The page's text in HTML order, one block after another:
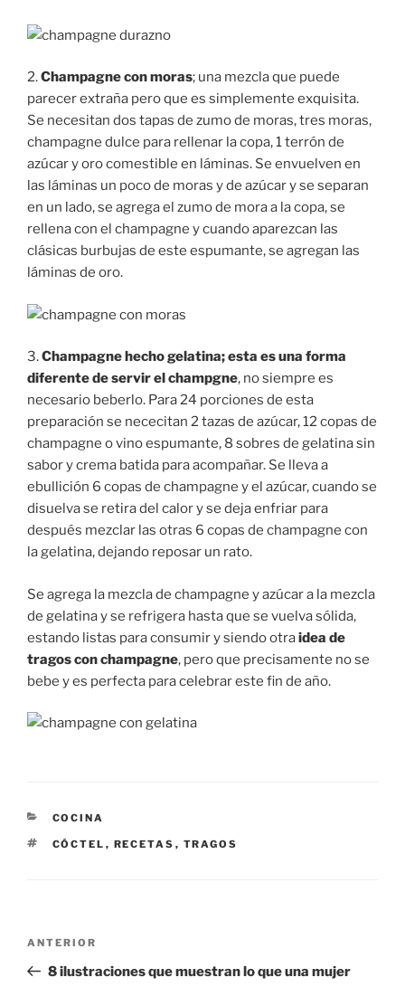
2.Champagne con moras; una mezcla que puede
parecer extraña pero que es simplemente exquisita.
Se necesitan dos tapas de zumo de moras, tres moras,
champagne dulce para rellenar la copa, 1 terrón de
azúcar y oro comestible en láminas. Se envuelven en
las láminas un poco de moras y de azúcar y se separan
en un lado, se agrega el zumo de mora a la copa, se
rellena con el champagne y cuando aparezcan las
clásicas burbujas de este espumante, se agregan las
láminas de oro.
3.Champagne hecho gelatina; esta es una forma
diferente de servir el champgne, no siempre es
necesario beberlo. Para 24 porciones de esta
preparación se nececitan 2 tazas de azúcar, 12 copas de
champagne o vino espumante, 8 sobres de gelatina sin
sabor y crema batida para acompañar. Se lleva a
ebullición 6 copas de champagne y el azúcar, cuando se
disuelva se retira del calor y se deja enfriar para
después mezclar las otras 6 copas de champagne con
la gelatina, dejando reposar un rato.
Se agrega la mezcla de champagne y azúcar a la mezcla
de gelatina y se refrigera hasta que se vuelva sólida,
estando listas para consumir y siendo otraidea de
tragos con champagne, pero que precisamente no se
bebe y es perfecta para celebrar este fin de año.
CATEGORÍAS
COCINA
ETIQUETAS
CÓCTEL , RECETAS , TRAGOS
Entrada
anterior:
ANTERIOR
8 ilustraciones que muestran lo que una mujer